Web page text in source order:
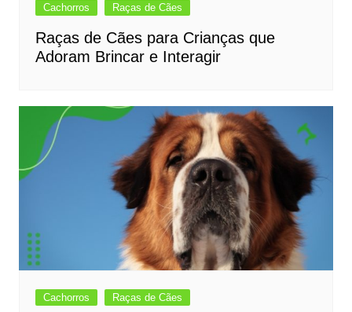
Cachorros Raças de Cães
Raças de Cães para Crianças que
Adoram Brincar e Interagir
Cachorros Raças de Cães